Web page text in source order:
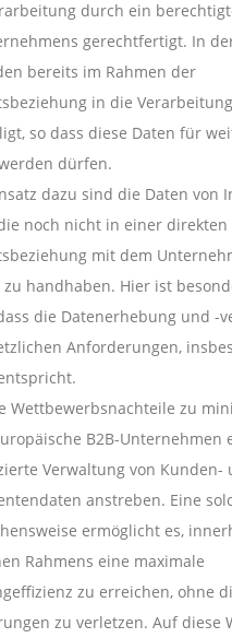
durch ein
gerechtfertigt. In
bereits im Rahmen der
in die
so dass diese Daten für
dürfen.
dazu sind die Daten von
noch nicht in einer direkten
mit dem
zu handhaben. Hier ist
die Datenerhebung und -
Anforderungen,
Wettbewerbsnachteile zu
B2B-Unternehmen
Verwaltung von Kunden-
anstreben. Eine
ermöglicht es,
Rahmens eine maximale
zu erreichen, ohne
zu verletzen. Auf diese